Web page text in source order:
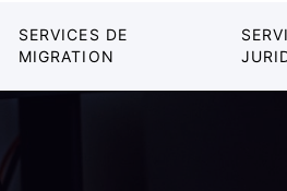
SERVICES DE
MIGRATION